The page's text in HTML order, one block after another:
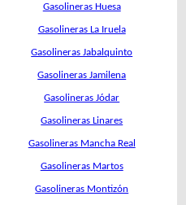
Gasolineras Huesa
Gasolineras La Iruela
Gasolineras Jabalquinto
Gasolineras Jamilena
Gasolineras Jódar
Gasolineras Linares
Gasolineras Mancha Real
Gasolineras Martos
Gasolineras Montizón